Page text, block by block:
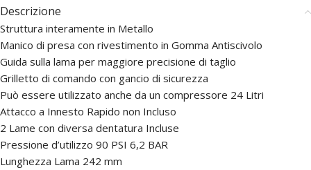
Descrizione
Struttura interamente in Metallo
Manico di presa con rivestimento in Gomma Antiscivolo
Guida sulla lama per maggiore precisione di taglio
Grilletto di comando con gancio di sicurezza
Può essere utilizzato anche da un compressore 24 Litri
Attacco a Innesto Rapido non Incluso
2 Lame con diversa dentatura Incluse
Pressione d’utilizzo 90 PSI 6,2 BAR
Lunghezza Lama 242 mm